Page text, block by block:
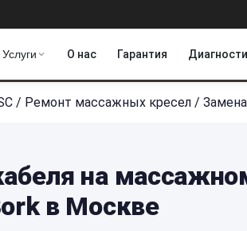
Услуги О нас Гарантия
/ Ремонт массажных кресел /
на
в Москве